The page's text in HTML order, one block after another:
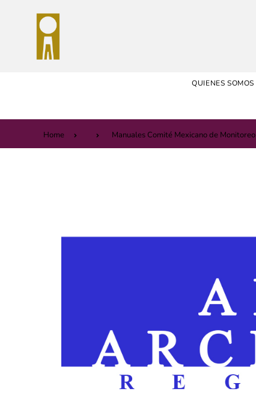
QUIENES SOMOS
Home Manuales Comité Mexicano de